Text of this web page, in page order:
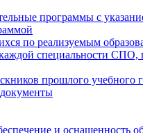
программы с
по реализуемым
специальности СПО,
прошлого
и оснащенность